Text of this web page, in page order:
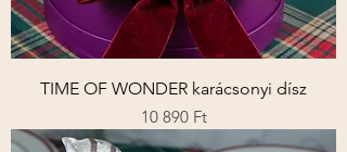
TIME OF WONDER karácsonyi dísz
Ár
10 890 Ft